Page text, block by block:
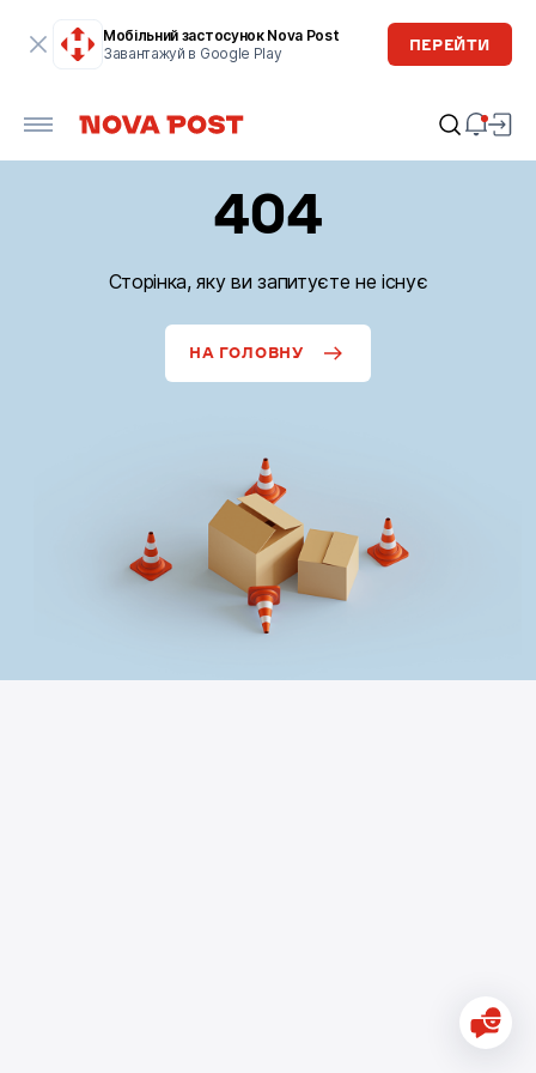
Мобільний застосунок Nova Post
Завантажуй в Google Play
ПЕРЕЙТИ
404
Сторінка, яку ви запитуєте не існує
НА ГОЛОВНУ